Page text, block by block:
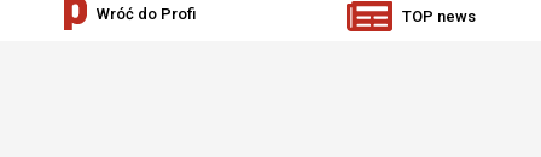
Wróć do Profi TOP news